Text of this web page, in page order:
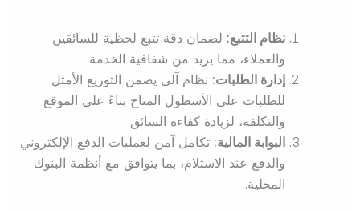
نظام التتبع:لضمان دقة تتبع لحظية للسائقين
والعملاء، مما يزيد من شفافية الخدمة.
إدارة الطلبات:نظام آلي يضمن التوزيع الأمثل
للطلبات على الأسطول المتاح بناءً على الموقع
والتكلفة، لزيادة كفاءة السائق.
البوابة المالية:تكامل آمن لعمليات الدفع الإلكتروني
والدفع عند الاستلام، بما يتوافق مع أنظمة البنوك
المحلية.